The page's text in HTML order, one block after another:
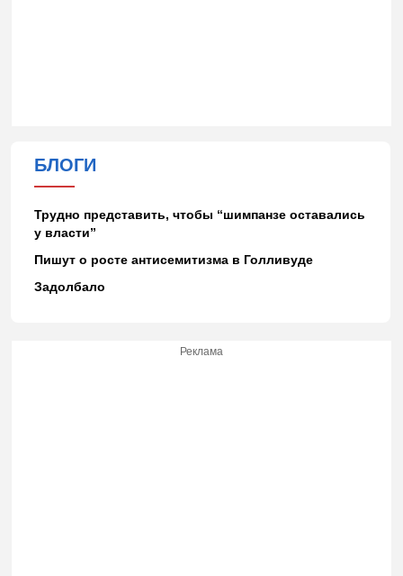
БЛОГИ
Трудно представить, чтобы “шимпанзе оставались
у власти”
Пишут о росте антисемитизма в Голливуде
Задолбало
Реклама